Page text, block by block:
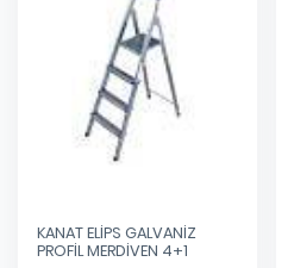
KANAT ELİPS GALVANİZ
PROFİL MERDİVEN 4+1